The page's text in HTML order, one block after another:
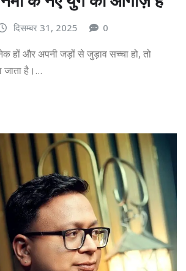
दिसम्बर 31, 2025 0
हों और अपनी जड़ों से जुड़ाव सच्चा हो, तो
जाता है।…